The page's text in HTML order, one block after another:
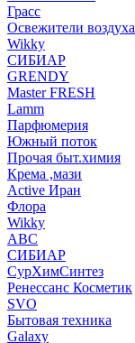
Грасс
Освежители воздуха
Wikky
СИБИАР
GRENDY
Master FRESH
Lamm
Парфюмерия
Южный поток
Прочая быт.химия
Крема ,мази
Аctive Иран
Флора
Wikky
АВС
СИБИАР
СурХимСинтез
Ренессанс Косметик
SVO
Бытовая техника
Galaxy